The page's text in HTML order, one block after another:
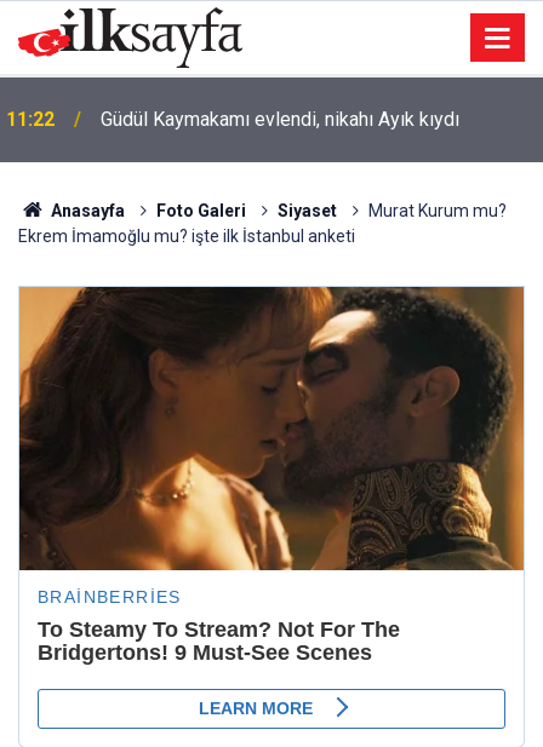
11:22 Güdül Kaymakamı evlendi, nikahı Ayık kıydı
Anasayfa Foto Galeri Siyaset
Murat Kurum mu?
Ekrem İmamoğlu mu? işte ilk İstanbul anketi